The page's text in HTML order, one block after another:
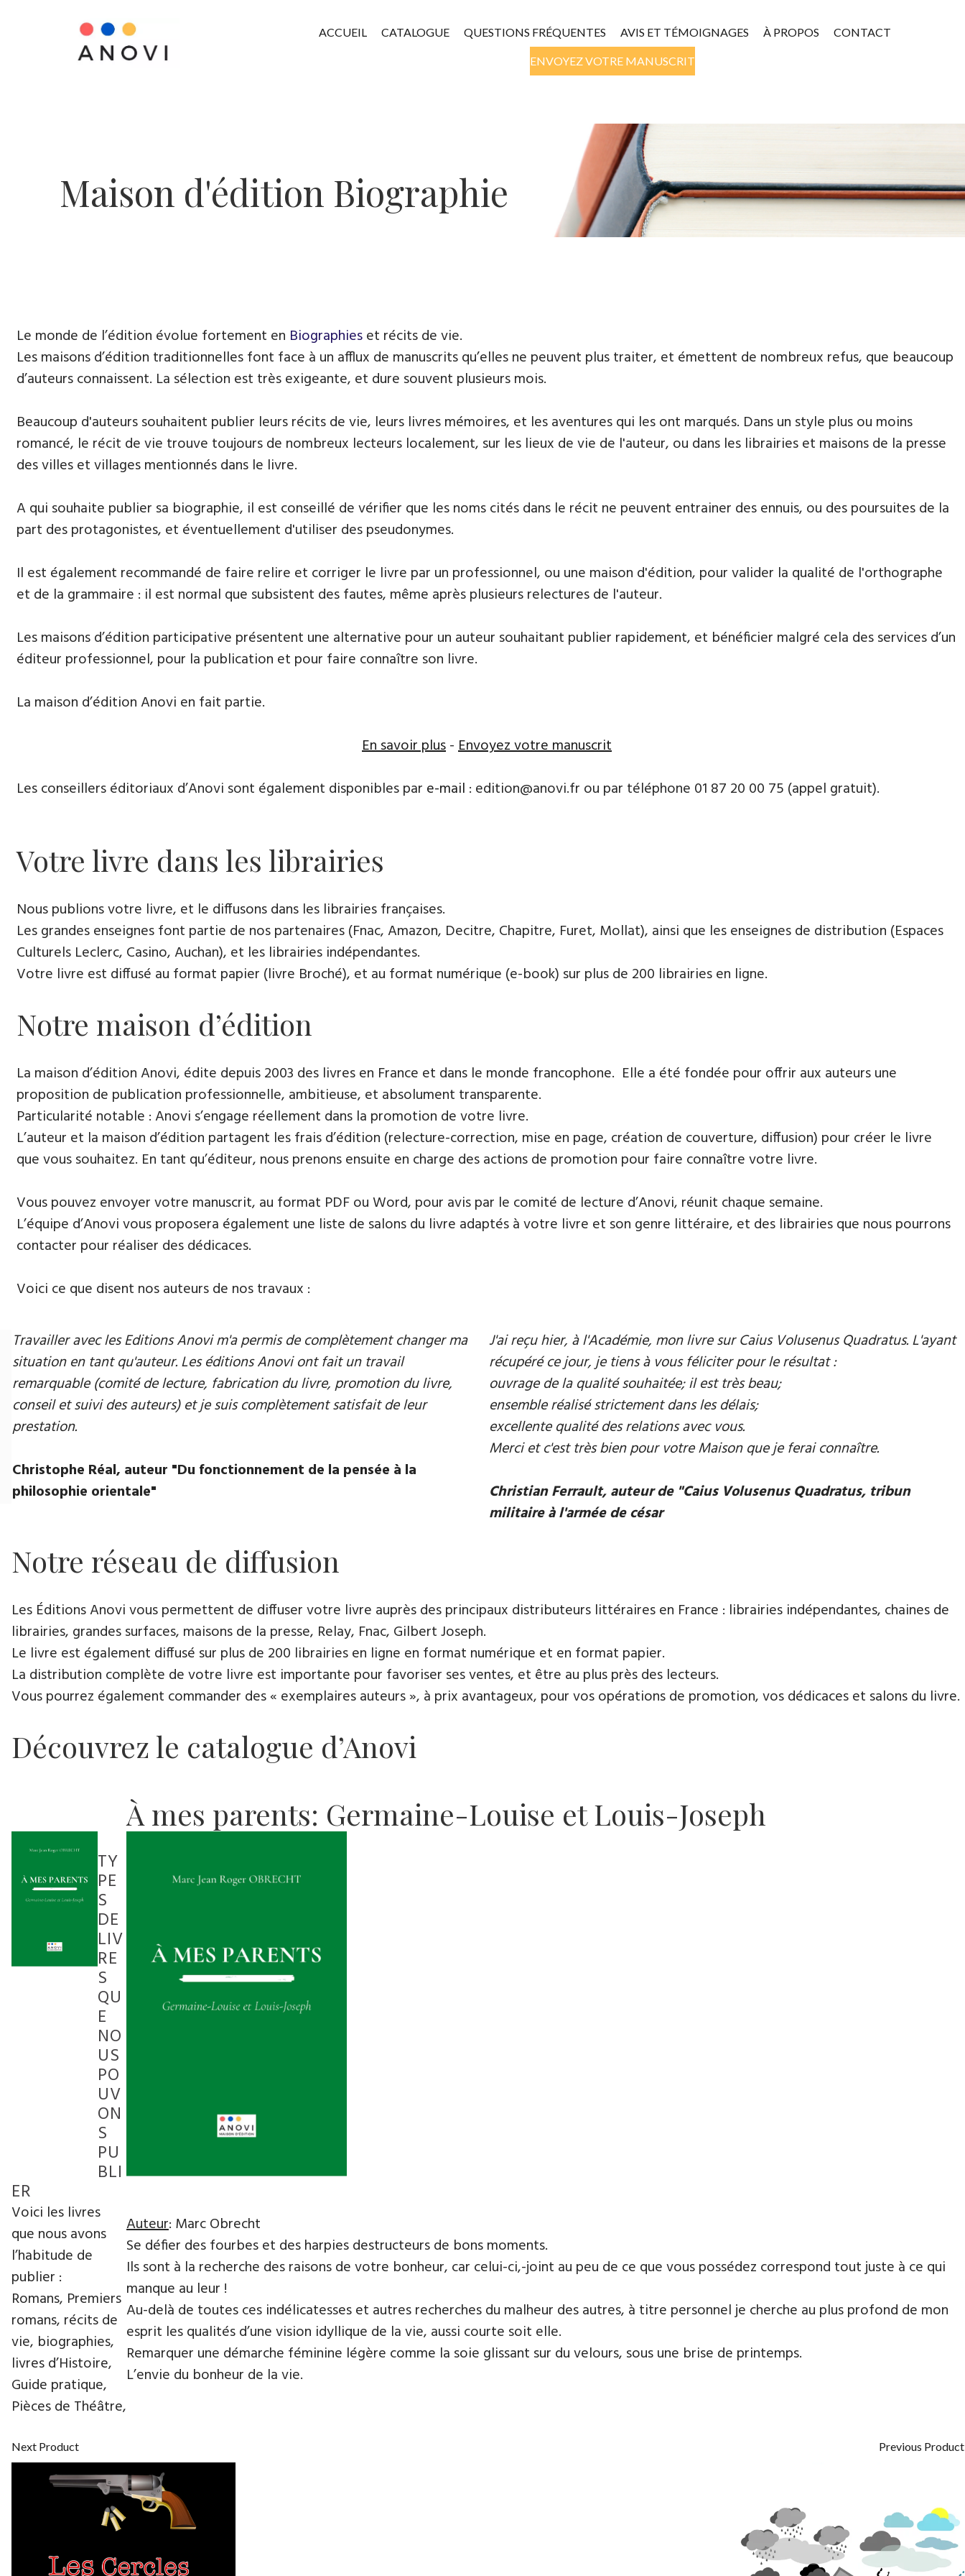
ACCUEIL CATALOGUE QUESTIONS FRÉQUENTES AVIS ET TÉMOIGNAGES À PROPOS CONTACT
ENVOYEZ VOTRE MANUSCRIT
Maison d'édition Biographie
Le monde de l’édition évolue fortement en Biographieset récits de vie.
Les maisons d’édition traditionnelles font face à un afflux de manuscrits qu’elles ne peuvent plus traiter, et émettent de nombreux refus, que beaucoup
d’auteurs connaissent. La sélection est très exigeante, et dure souvent plusieurs mois.
Beaucoup d'auteurs souhaitent publier leurs récits de vie, leurs livres mémoires, et les aventures qui les ont marqués. Dans un style plus ou moins
romancé, le récit de vie trouve toujours de nombreux lecteurs localement, sur les lieux de vie de l'auteur, ou dans les librairies et maisons de la presse
des villes et villages mentionnés dans le livre.
A qui souhaite publier sa biographie, il est conseillé de vérifier que les noms cités dans le récit ne peuvent entrainer des ennuis, ou des poursuites de la
part des protagonistes, et éventuellement d'utiliser des pseudonymes.
Il est également recommandé de faire relire et corriger le livre par un professionnel, ou une maison d'édition, pour valider la qualité de l'orthographe
et de la grammaire : il est normal que subsistent des fautes, même après plusieurs relectures de l'auteur.
Les maisons d’édition participative présentent une alternative pour un auteur souhaitant publier rapidement, et bénéficier malgré cela des services d’un
éditeur professionnel, pour la publication et pour faire connaître son livre.
La maison d’édition Anovi en fait partie.
En savoir plus-Envoyez votre manuscrit
Les conseillers éditoriaux d’Anovi sont également disponibles par e-mail : edition@anovi.fr ou par téléphone 01 87 20 00 75 (appel gratuit).
Votre livre dans les librairies
Nous publions votre livre, et le diffusons dans les librairies françaises.
Les grandes enseignes font partie de nos partenaires (Fnac, Amazon, Decitre, Chapitre, Furet, Mollat), ainsi que les enseignes de distribution (Espaces
Culturels Leclerc, Casino, Auchan), et les librairies indépendantes.
Votre livre est diffusé au format papier (livre Broché), et au format numérique (e-book) sur plus de 200 librairies en ligne.
Notre maison d’édition
La maison d’édition Anovi, édite depuis 2003 des livres en France et dans le monde francophone. Elle a été fondée pour offrir aux auteurs une
proposition de publication professionnelle, ambitieuse, et absolument transparente.
Particularité notable : Anovi s’engage réellement dans la promotion de votre livre.
L’auteur et la maison d’édition partagent les frais d’édition (relecture-correction, mise en page, création de couverture, diffusion) pour créer le livre
que vous souhaitez. En tant qu’éditeur, nous prenons ensuite en charge des actions de promotion pour faire connaître votre livre.
Vous pouvez envoyer votre manuscrit, au format PDF ou Word, pour avis par le comité de lecture d’Anovi, réunit chaque semaine.
L’équipe d’Anovi vous proposera également une liste de salons du livre adaptés à votre livre et son genre littéraire, et des librairies que nous pourrons
contacter pour réaliser des dédicaces.
Voici ce que disent nos auteurs de nos travaux :
Travailler avec les Editions Anovi m'a permis de complètement changer ma
situation en tant qu'auteur. Les éditions Anovi ont fait un travail
remarquable (comité de lecture, fabrication du livre, promotion du livre,
conseil et suivi des auteurs) et je suis complètement satisfait de leur
prestation.
Christophe Réal, auteur "Du fonctionnement de la pensée à la
philosophie orientale"
J'ai reçu hier, à l'Académie, mon livre sur Caius Volusenus Quadratus. L'ayant
récupéré ce jour, je tiens à vous féliciter pour le résultat :
ouvrage de la qualité souhaitée; il est très beau;
ensemble réalisé strictement dans les délais;
excellente qualité des relations avec vous.
Merci et c'est très bien pour votre Maison que je ferai connaître.
Christian Ferrault, auteur de "Caius Volusenus Quadratus, tribun
militaire à l'armée de césar
Notre réseau de diffusion
Les Éditions Anovi vous permettent de diffuser votre livre auprès des principaux distributeurs littéraires en France : librairies indépendantes, chaines de
librairies, grandes surfaces, maisons de la presse, Relay, Fnac, Gilbert Joseph.
Le livre est également diffusé sur plus de 200 librairies en ligne en format numérique et en format papier.
La distribution complète de votre livre est importante pour favoriser ses ventes, et être au plus près des lecteurs.
Vous pourrez également commander des « exemplaires auteurs », à prix avantageux, pour vos opérations de promotion, vos dédicaces et salons du livre.
Découvrez le catalogue d’Anovi
À mes parents: Germaine-Louise et Louis-Joseph
Auteur: Marc Obrecht
Se défier des fourbes et des harpies destructeurs de bons moments.
Ils sont à la recherche des raisons de votre bonheur, car celui-ci,-joint au peu de ce que vous possédez correspond tout juste à ce qui
manque au leur !
Au-delà de toutes ces indélicatesses et autres recherches du malheur des autres, à titre personnel je cherche au plus profond de mon
esprit les qualités d’une vision idyllique de la vie, aussi courte soit elle.
Remarquer une démarche féminine légère comme la soie glissant sur du velours, sous une brise de printemps.
L’envie du bonheur de la vie.
Next Product Previous Product
TY
PE
S
DE
LIV
RE
S
QU
E
NO
US
PO
UV
ON
S
PU
BLI
ER
Voici les livres
que nous avons
l’habitude de
publier :
Romans, Premiers
romans, récits de
vie, biographies,
livres d’Histoire,
Guide pratique,
Pièces de Théâtre,